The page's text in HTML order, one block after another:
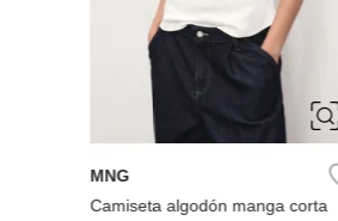
L
MNG
Camiseta algodón manga corta